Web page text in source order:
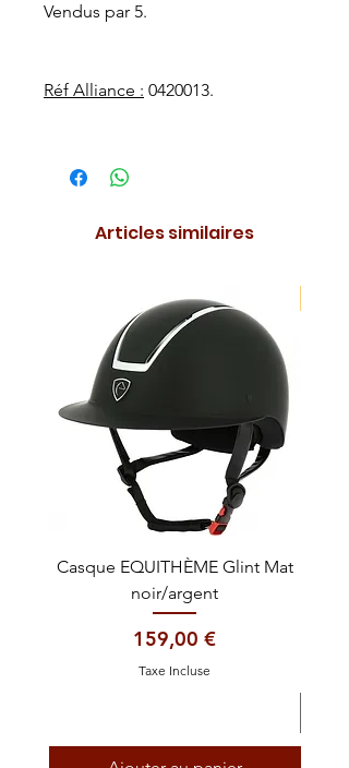
Vendus par 5.
Réf Alliance : 0420013.
Articles similaires
Casque EQUITHÈME Glint Mat
noir/argent
Prix
159,00 €
Taxe Incluse